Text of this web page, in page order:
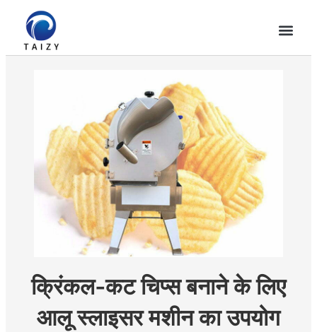
क्रिंकल-कट चिप्स बनाने के लिए
आलू स्लाइसर मशीन का उपयोग